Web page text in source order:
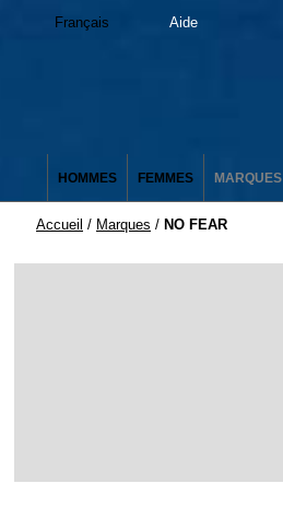
Français Aide
HOMMES FEMMES MARQUES
Accueil / Marques / NO FEAR